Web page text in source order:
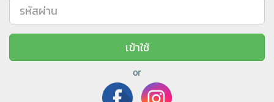
เข้าใช้
or